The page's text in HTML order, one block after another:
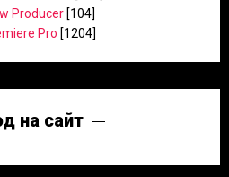
Producer [104]
Pro [1204]
на сайт